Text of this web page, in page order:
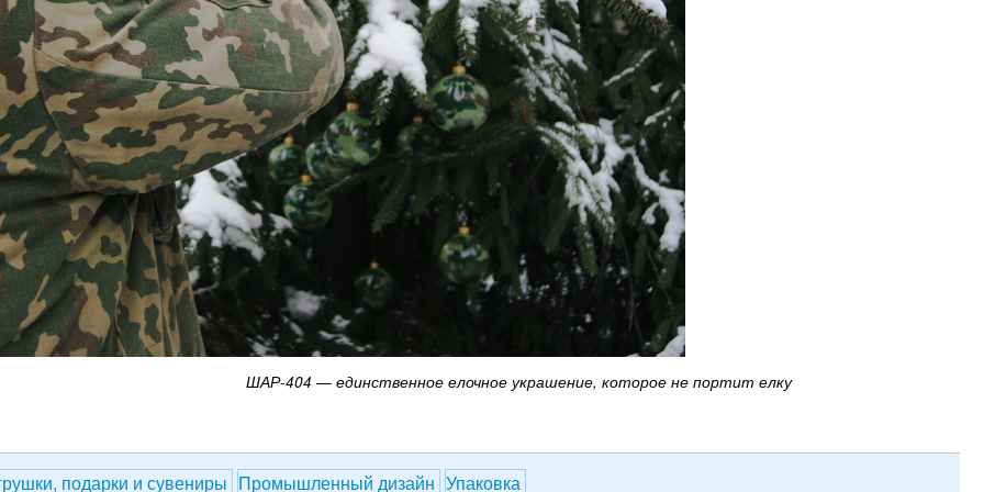
ШАР-404 — единственное елочное украшение, которое не портит елку
подарки и сувениры Промышленный дизайн Упаковка